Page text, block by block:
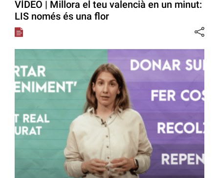
VÍDEO | Millora el teu valencià en un minut:
LIS només és una flor